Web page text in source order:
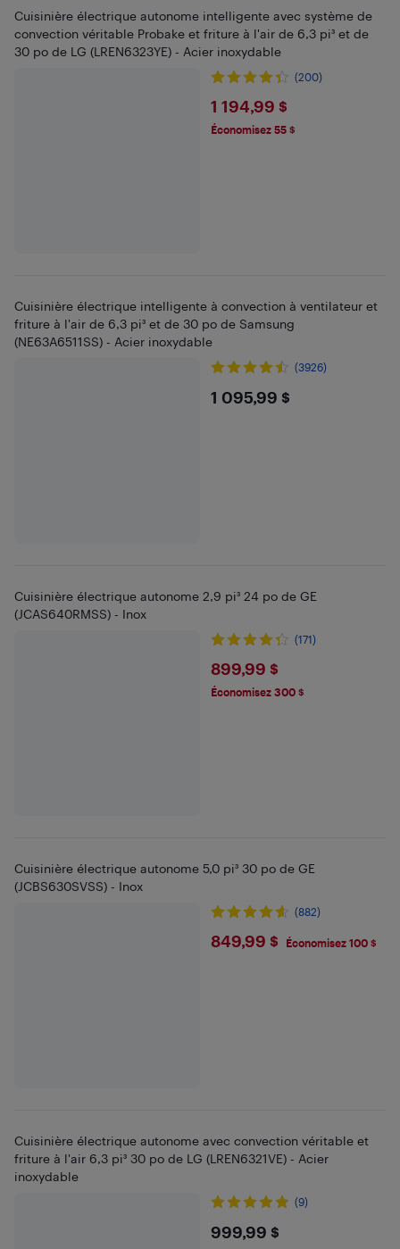
Cuisinière électrique autonome intelligente avec système de
convection véritable Probake et friture à l'air de 6,3 pi³ et de
30 po de LG (LREN6323YE) - Acier inoxydable
(200)
$1194.99
1 194,99 $
Économisez 55 $
Cuisinière électrique intelligente à convection à ventilateur et
friture à l'air de 6,3 pi³ et de 30 po de Samsung
(NE63A6511SS) - Acier inoxydable
(3926)
$1095.99
1 095,99 $
Cuisinière électrique autonome 2,9 pi³ 24 po de GE
(JCAS640RMSS) - Inox
(171)
$899.99
899,99 $
Économisez 300 $
Cuisinière électrique autonome 5,0 pi³ 30 po de GE
(JCBS630SVSS) - Inox
(882)
$849.99
849,99 $ Économisez 100 $
Cuisinière électrique autonome avec convection véritable et
friture à l'air 6,3 pi³ 30 po de LG (LREN6321VE) - Acier
inoxydable
(9)
$999.99
999,99 $